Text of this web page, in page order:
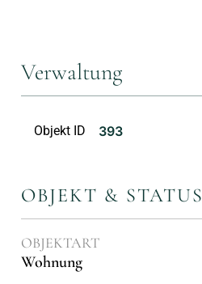
Verwaltung
Objekt ID 393
OBJEKT & STATUS
OBJEKTART
Wohnung